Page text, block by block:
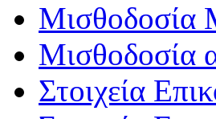
Μισθοδοσία
Μισθοδοσία
Στοιχεία